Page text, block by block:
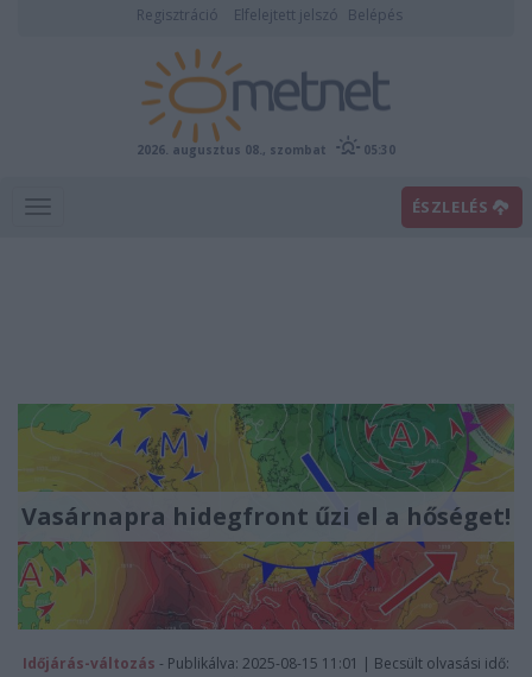
Regisztráció Elfelejtett jelszó Belépés
2026. augusztus 08., szombat 05:30
ÉSZLELÉS
Vasárnapra hidegfront űzi el a hőséget!
Időjárás-változás - Publikálva: 2025-08-15 11:01 | Becsült olvasási idő: